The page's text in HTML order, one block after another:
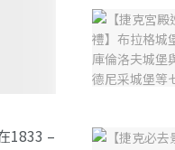
1833 –